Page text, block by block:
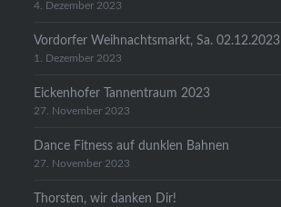
4. Dezember 2023
Vordorfer Weihnachtsmarkt, Sa. 02.12.2023
1. Dezember 2023
Eickenhofer Tannentraum 2023
27. November 2023
Dance Fitness auf dunklen Bahnen
27. November 2023
Thorsten, wir danken Dir!